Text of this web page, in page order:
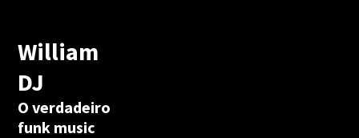
William
DJ
O verdadeiro
funk music